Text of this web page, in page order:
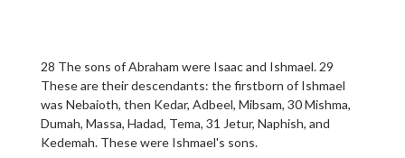
28 The sons of Abraham were Isaac and Ishmael. 29
These are their descendants: the firstborn of Ishmael
was Nebaioth, then Kedar, Adbeel, Mibsam, 30 Mishma,
Dumah, Massa, Hadad, Tema, 31 Jetur, Naphish, and
Kedemah. These were Ishmael's sons.